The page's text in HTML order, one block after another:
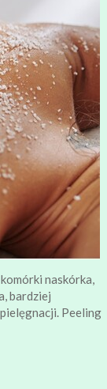
naskórka,
bardziej
Peeling